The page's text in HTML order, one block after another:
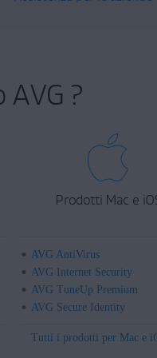
?
Prodotti Mac e
AVG AntiVirus
AVG Internet Security
AVG TuneUp Premium
AVG Secure Identity
Tutti i prodotti per Mac e